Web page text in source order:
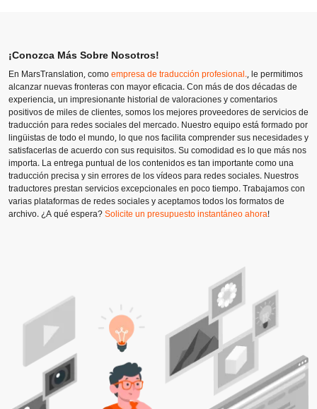
¡Conozca Más Sobre Nosotros!
En MarsTranslation, comoempresa de traducción profesional., le permitimos
alcanzar nuevas fronteras con mayor eficacia. Con más de dos décadas de
experiencia, un impresionante historial de valoraciones y comentarios
positivos de miles de clientes, somos los mejores proveedores de servicios de
traducción para redes sociales del mercado. Nuestro equipo está formado por
lingüistas de todo el mundo, lo que nos facilita comprender sus necesidades y
satisfacerlas de acuerdo con sus requisitos. Su comodidad es lo que más nos
importa. La entrega puntual de los contenidos es tan importante como una
traducción precisa y sin errores de los vídeos para redes sociales. Nuestros
traductores prestan servicios excepcionales en poco tiempo. Trabajamos con
varias plataformas de redes sociales y aceptamos todos los formatos de
archivo. ¿A qué espera?Solicite un presupuesto instantáneo ahora!